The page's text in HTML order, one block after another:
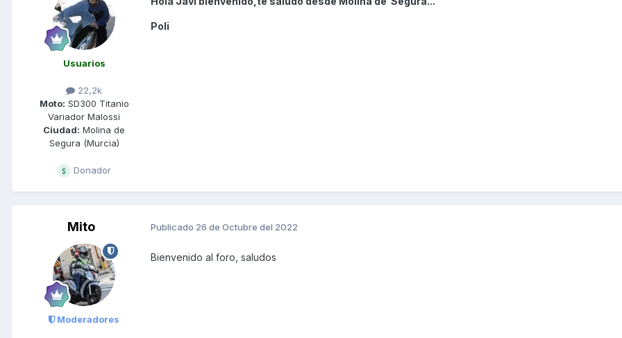
Usuarios
22,2k
Moto: SD300 Titanio
Variador Malossi
Ciudad: Molina de
Segura (Murcia)
Donador
Poli
Mito
Moderadores
Publicado 26 de Octubre del 2022
Bienvenido al foro, saludos